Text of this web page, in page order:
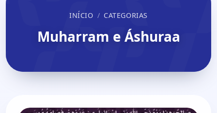
INÍCIO CATEGORIAS
Muharram e Áshuraa